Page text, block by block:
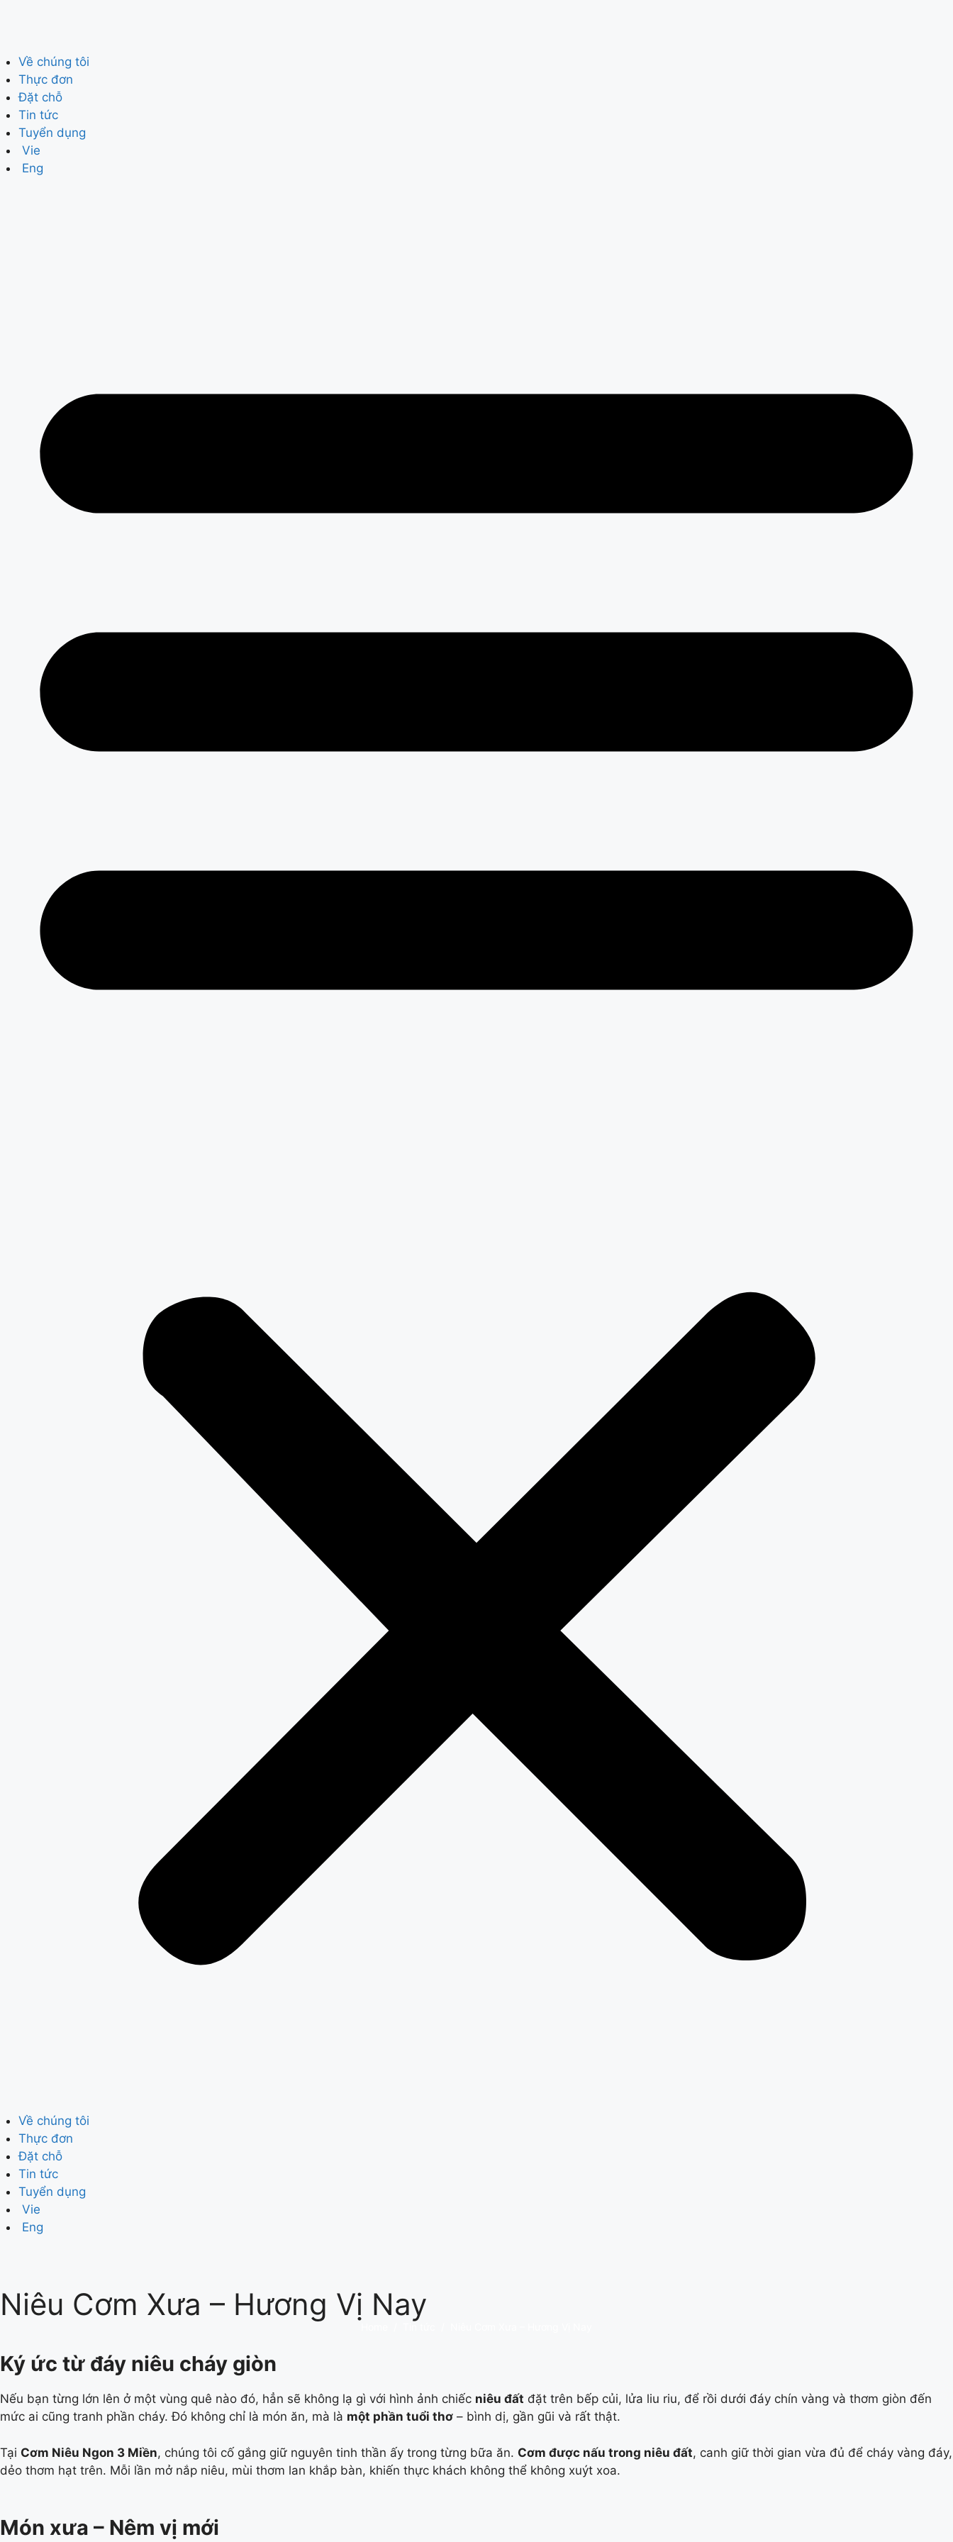
Về chúng tôi
Thực đơn
Đặt chỗ
Tin tức
Tuyển dụng
Vie
Eng
Về chúng tôi
Thực đơn
Đặt chỗ
Tin tức
Tuyển dụng
Vie
Eng
Niêu Cơm Xưa – Hương Vị Nay
Ký ức từ đáy niêu cháy giòn
Nếu bạn từng lớn lên ở một vùng quê nào đó, hẳn sẽ không lạ gì với hình ảnh chiếc niêu đất đặt trên bếp củi, lửa liu riu, để rồi dưới đáy chín vàng và thơm giòn đến
mức ai cũng tranh phần cháy. Đó không chỉ là món ăn, mà là một phần tuổi thơ – bình dị, gần gũi và rất thật.
Tại Cơm Niêu Ngon 3 Miền, chúng tôi cố gắng giữ nguyên tinh thần ấy trong từng bữa ăn. Cơm được nấu trong niêu đất, canh giữ thời gian vừa đủ để cháy vàng đáy,
dẻo thơm hạt trên. Mỗi lần mở nắp niêu, mùi thơm lan khắp bàn, khiến thực khách không thể không xuýt xoa.
Món xưa – Nêm vị mới